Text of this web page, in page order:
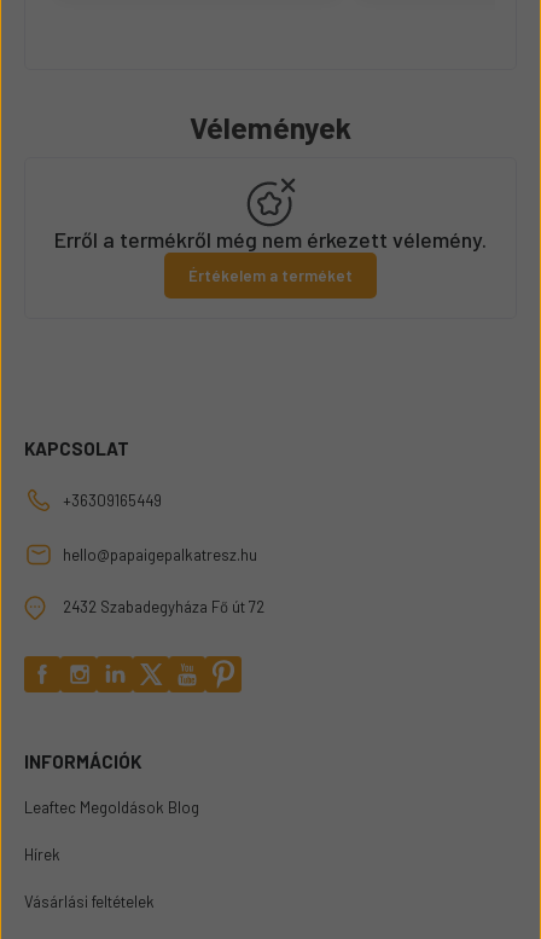
Vélemények
Erről a termékről még nem érkezett vélemény.
Értékelem a terméket
KAPCSOLAT
+36309165449
hello@papaigepalkatresz.hu
2432 Szabadegyháza Fő út 72
INFORMÁCIÓK
Leaftec Megoldások Blog
Hírek
Vásárlási feltételek